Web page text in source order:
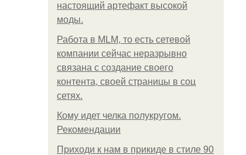
настоящий артефакт высокой
моды.
Работа в MLM, то есть сетевой
компании сейчас неразрывно
связана с создание своего
контента, своей страницы в соц
сетях.
Кому идет челка полукругом.
Рекомендации
Приходи к нам в прикиде в стиле 90